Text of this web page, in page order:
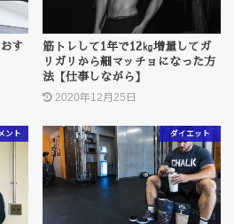
す
筋トレして1年で12㎏増量してガ
リガリから細マッチョになった方
法【仕事しながら】
2020年12月25日
ント ダイエット